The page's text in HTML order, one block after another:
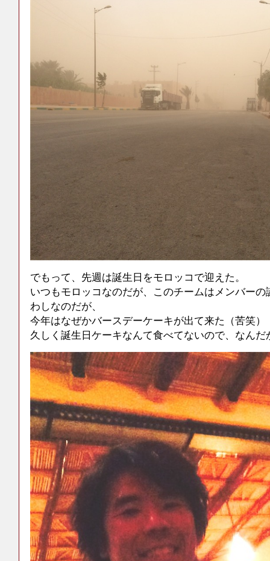
でもって、先週は誕生日をモロッコで迎えた。
いつもモロッコなのだが、このチームはメンバー
わしなのだが、
今年はなぜかバースデーケーキが出て来た（苦笑）
久しく誕生日ケーキなんて食べてないので、なん